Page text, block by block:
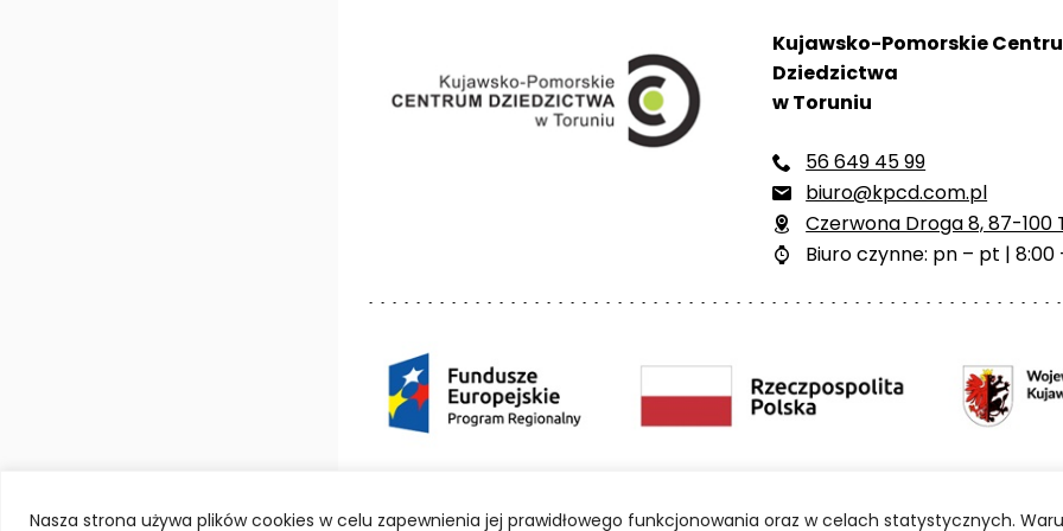
Nasza strona używa plików cookies w celu zapewnienia jej prawidłowego funkcjonowania oraz w celach statystycznych.
Kujawsko-Pomorskie
Dziedzictwa
w Toruniu
 56 649 45 99
 biuro@kpcd.com.pl
 Czerwona Droga 8, 87-100
 Biuro czynne: pn – pt | 8:00
Deklaracja dostępności Polityka prywatności Mapa strony BIP